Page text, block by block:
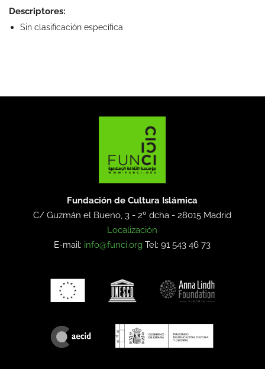
Descriptores:
Sin clasificación específica
Fundación de Cultura Islámica
C/ Guzmán el Bueno, 3 - 2º dcha -28015 Madrid
Localización
E-mail: info@funci.org Tel: 91 543 46 73